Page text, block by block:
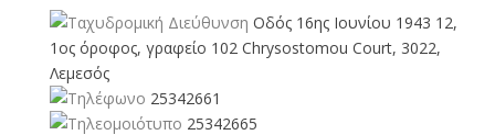
Οδός 16ης Ιουνίου 1943 12,
1ος όροφος, γραφείο 102 Chrysostomou Court, 3022,
Λεμεσός
25342661
25342665